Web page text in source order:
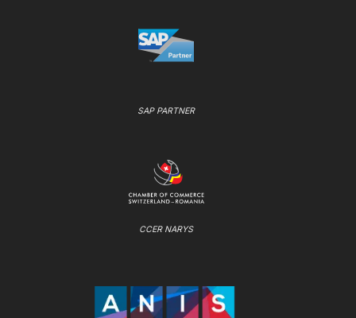
SAP PARTNER
CCER NARYS